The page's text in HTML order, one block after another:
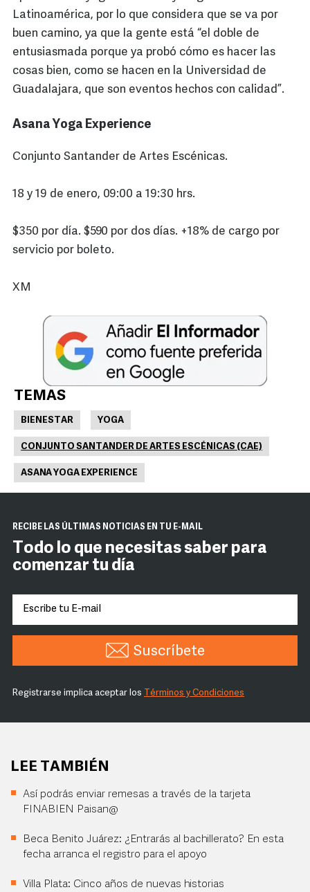
Latinoamérica, por lo que considera que se va por
buen camino, ya que la gente está “el doble de
entusiasmada porque ya probó cómo es hacer las
cosas bien, como se hacen en la Universidad de
Guadalajara, que son eventos hechos con calidad”.
Asana Yoga Experience
Conjunto Santander de Artes Escénicas.
18 y 19 de enero, 09:00 a 19:30 hrs.
$350 por día. $590 por dos días. +18% de cargo por
servicio por boleto.
XM
TEMAS
BIENESTAR YOGA
CONJUNTO SANTANDER DE ARTES ESCÉNICAS (CAE)
ASANA YOGA EXPERIENCE
RECIBE LAS ÚLTIMAS NOTICIAS EN TU E-MAIL
Todo lo que necesitas saber para
comenzar tu día
Suscríbete
Registrarse implica aceptar los Términos y Condiciones
LEE TAMBIÉN
Así podrás enviar remesas a través de la tarjeta
FINABIEN Paisan@
Beca Benito Juárez: ¿Entrarás al bachillerato? En esta
fecha arranca el registro para el apoyo
Villa Plata: Cinco años de nuevas historias